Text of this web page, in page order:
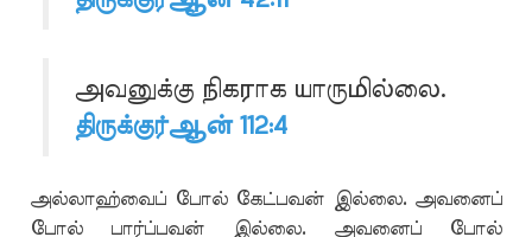
அவனுக்கு நிகராக யாருமில்லை.
திருக்குர்ஆன் 112:4
அல்லாஹ்வைப் போல் கேட்பவன் இல்லை. அவனைப்
போல் பார்ப்பவன் இல்லை. அவனைப் போல்